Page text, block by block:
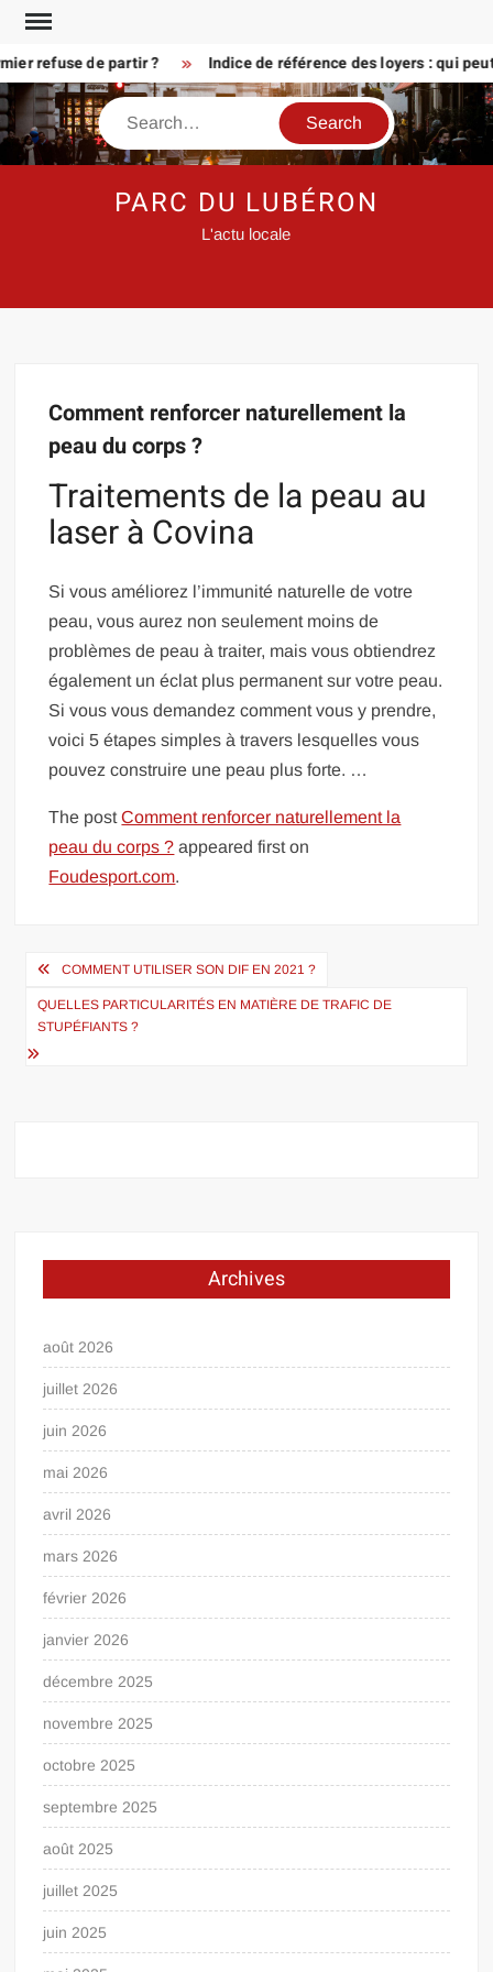
Skip
contentrefuse de partir ? Indice de référence des loyers : qui
Search
PARC DU LUBÉRON
L'actu locale
Comment renforcer naturellement la
peau du corps ?
Traitements de la peau au
laser à Covina
Si vous améliorez l’immunité naturelle de votre
peau, vous aurez non seulement moins de
problèmes de peau à traiter, mais vous obtiendrez
également un éclat plus permanent sur votre peau.
Si vous vous demandez comment vous y prendre,
voici 5 étapes simples à travers lesquelles vous
pouvez construire une peau plus forte. …
The postComment renforcer naturellement la
peau du corps ? appeared first on
Foudesport.com.
Navigation
de
l’article
COMMENT UTILISER SON DIF EN 2021 ?
QUELLES PARTICULARITÉS EN MATIÈRE DE TRAFIC DE
STUPÉFIANTS ?
Archives
août 2026
juillet 2026
juin 2026
mai 2026
avril 2026
mars 2026
février 2026
janvier 2026
décembre 2025
novembre 2025
octobre 2025
septembre 2025
août 2025
juillet 2025
juin 2025